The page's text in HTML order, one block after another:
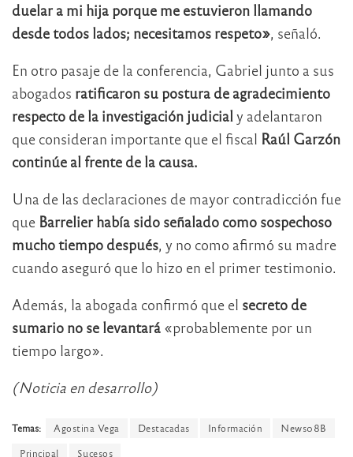
duelar a mi hija porque me estuvieron llamando
desde todos lados; necesitamos respeto», señaló.
En otro pasaje de la conferencia, Gabriel junto a sus
abogados ratificaron su postura de agradecimiento
respecto de la investigación judicial y adelantaron
que consideran importante que el fiscal Raúl Garzón
continúe al frente de la causa.
Una de las declaraciones de mayor contradicción fue
que Barrelier había sido señalado como sospechoso
mucho tiempo después, y no como afirmó su madre
cuando aseguró que lo hizo en el primer testimonio.
Además, la abogada confirmó que el secreto de
sumario no se levantará «probablemente por un
tiempo largo».
(Noticia en desarrollo)
Temas: Agostina Vega Destacadas Información
News08B
Principal
Sucesos